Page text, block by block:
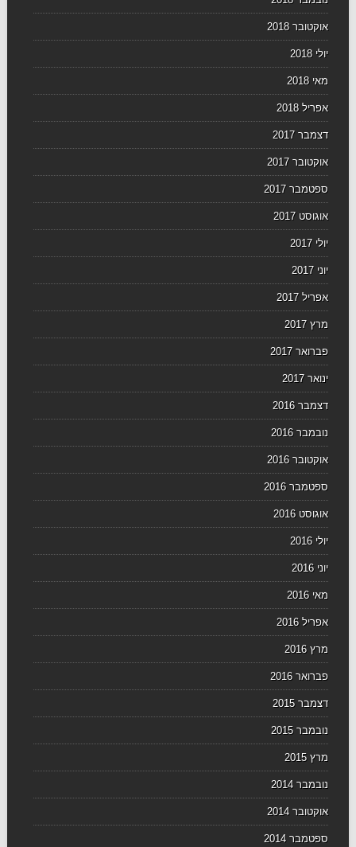
אוקטובר 2018
יולי 2018
מאי 2018
אפריל 2018
דצמבר 2017
אוקטובר 2017
ספטמבר 2017
אוגוסט 2017
יולי 2017
יוני 2017
אפריל 2017
מרץ 2017
פברואר 2017
ינואר 2017
דצמבר 2016
נובמבר 2016
אוקטובר 2016
ספטמבר 2016
אוגוסט 2016
יולי 2016
יוני 2016
מאי 2016
אפריל 2016
מרץ 2016
פברואר 2016
דצמבר 2015
נובמבר 2015
מרץ 2015
נובמבר 2014
אוקטובר 2014
ספטמבר 2014